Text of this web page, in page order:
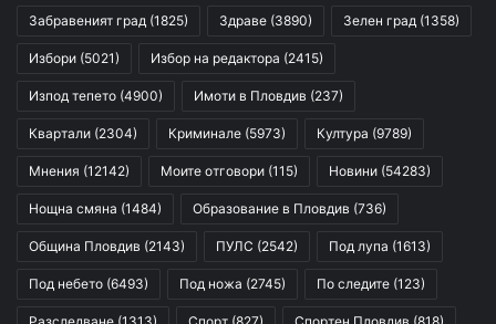
Забравеният град (1825) Здраве (3890) Зелен град (1358)
Избори (5021) Избор на редактора (2415)
Изпод тепето (4900) Имоти в Пловдив (237)
Квартали (2304) Криминале (5973) Култура (9789)
Мнения (12142) Моите отговори (115) Новини (54283)
Нощна смяна (1484) Образование в Пловдив (736)
Община Пловдив (2143) ПУЛС (2542) Под лупа (1613)
Под небето (6493) Под ножа (2745) По следите (123)